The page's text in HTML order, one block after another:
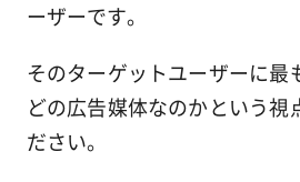
ーザーです。
そのターゲットユーザーに最
どの広告媒体なのかという視
ださい。